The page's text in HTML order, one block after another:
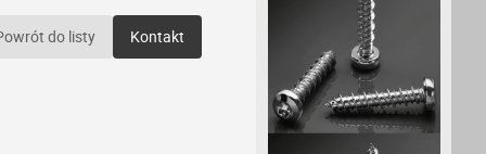
do listy Kontakt